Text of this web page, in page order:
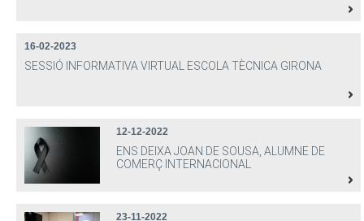
16-02-2023
SESSIÓ INFORMATIVA VIRTUAL ESCOLA TÈCNICA GIRONA
12-12-2022
ENS DEIXA JOAN DE SOUSA, ALUMNE DE
COMERÇ INTERNACIONAL
23-11-2022